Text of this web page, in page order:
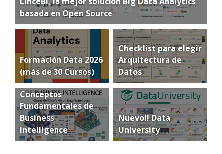
basada en Open Source
Formación Data 2026
(más de 30 Cursos)
Checklist para elegir
Arquitectura de
Datos
Conceptos
Fundamentales de
Business
Intelligence
Nuevo!! Data
University